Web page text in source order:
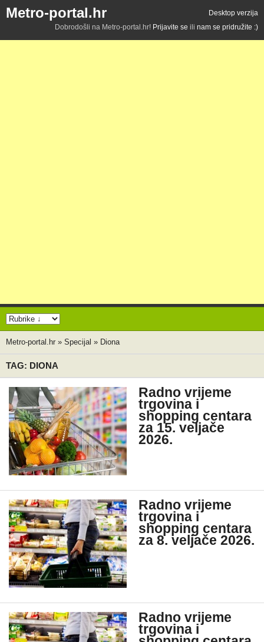
Metro-portal.hr
Desktop verzija
Dobrodošli na Metro-portal.hr! Prijavite se ili nam se pridružite :)
Metro-portal.hr » Specijal » Diona
TAG: DIONA
Radno vrijeme
trgovina i
shopping centara
za 15. veljače
2026.
Radno vrijeme
trgovina i
shopping centara
za 8. veljače 2026.
Radno vrijeme
trgovina i